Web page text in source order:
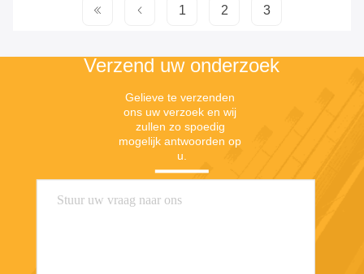
1 2 3
Verzend uw onderzoek
Gelieve te verzenden
ons uw verzoek en wij
zullen zo spoedig
mogelijk antwoorden op
u.